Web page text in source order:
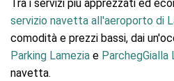
Tra i servizi più apprezzati ed
servizio navetta all'aeroporto di
comodità e prezzi bassi, dai
Parking Lamezia e ParchegGialla
navetta.